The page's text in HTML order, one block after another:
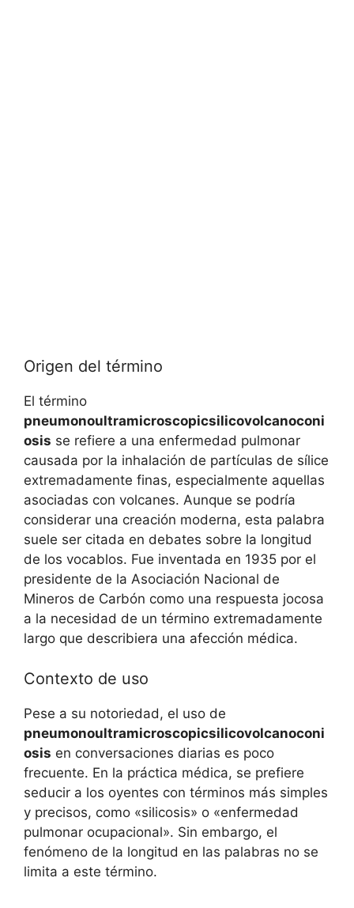
Origen del término
El término
pneumonoultramicroscopicsilicovolcanoconi
osis se refiere a una enfermedad pulmonar
causada por la inhalación de partículas de sílice
extremadamente finas, especialmente aquellas
asociadas con volcanes. Aunque se podría
considerar una creación moderna, esta palabra
suele ser citada en debates sobre la longitud
de los vocablos. Fue inventada en 1935 por el
presidente de la Asociación Nacional de
Mineros de Carbón como una respuesta jocosa
a la necesidad de un término extremadamente
largo que describiera una afección médica.
Contexto de uso
Pese a su notoriedad, el uso de
pneumonoultramicroscopicsilicovolcanoconi
osis en conversaciones diarias es poco
frecuente. En la práctica médica, se prefiere
seducir a los oyentes con términos más simples
y precisos, como «silicosis» o «enfermedad
pulmonar ocupacional». Sin embargo, el
fenómeno de la longitud en las palabras no se
limita a este término.